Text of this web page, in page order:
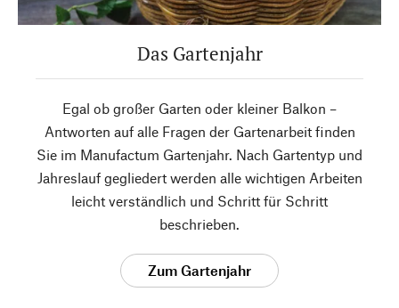
Das Gartenjahr
Egal ob großer Garten oder kleiner Balkon –
Antworten auf alle Fragen der Gartenarbeit finden
Sie im Manufactum Gartenjahr. Nach Gartentyp und
Jahreslauf gegliedert werden alle wichtigen Arbeiten
leicht verständlich und Schritt für Schritt
beschrieben.
Zum Gartenjahr